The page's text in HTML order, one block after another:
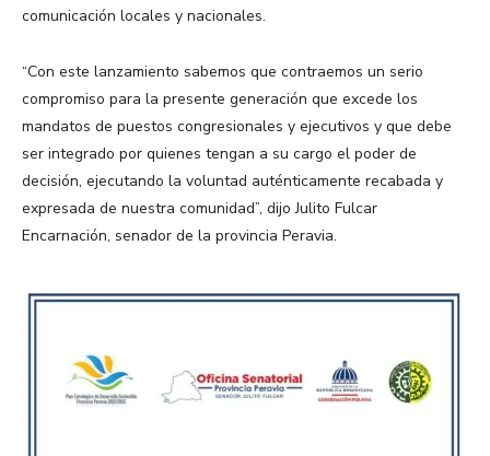
comunicación locales y nacionales.
“Con este lanzamiento sabemos que contraemos un serio
compromiso para la presente generación que excede los
mandatos de puestos congresionales y ejecutivos y que debe
ser integrado por quienes tengan a su cargo el poder de
decisión, ejecutando la voluntad auténticamente recabada y
expresada de nuestra comunidad”, dijo Julito Fulcar
Encarnación, senador de la provincia Peravia.